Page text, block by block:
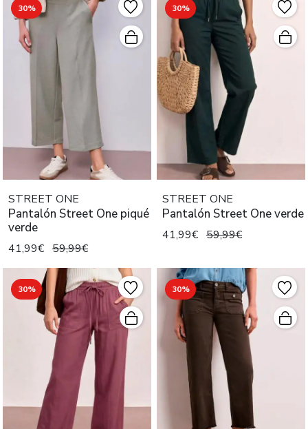
30%
STREET ONE
Pantalón Street One piqué
verde
41,99€ 59,99€
30%
STREET ONE
Pantalón Street One verde
41,99€ 59,99€
30% 30%